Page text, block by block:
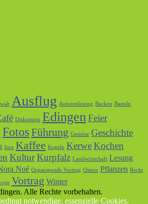
Ausflug Autorenlesung Backen Basteln
Diskussion EdingenFeier
FotosFührung Gemüse Geschichte
Jura Kaffee Kegeln KerweKochen
KulturKurpfalz Landwirtschaft Lesung
Noé Organspende Vortrag Ostern Pflanzen Recht
Vortrag Winter
Alle Rechte vorbehalten.
notwendige, essenzielle Cookies.